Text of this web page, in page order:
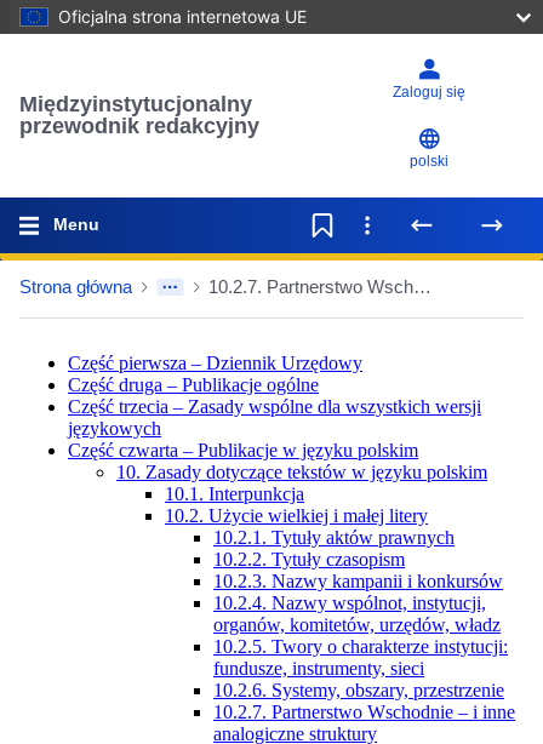
Oficjalna strona internetowa UE
Międzyinstytucjonalny
przewodnik redakcyjny
Zaloguj się
polski
Menu
Strona główna 10.2.7. Partnerstwo Wschodnie – i inne analogiczne struktury